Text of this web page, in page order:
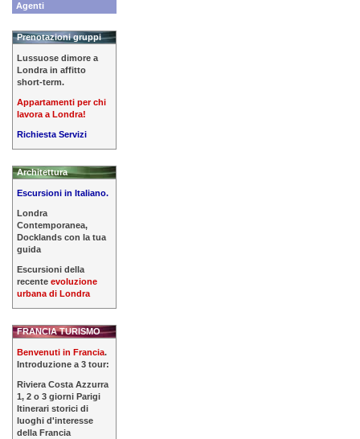
Agenti
Prenotazioni gruppi
Lussuose dimore a
Londra in affitto
short-term.
Appartamenti per chi
lavora a Londra!
Richiesta Servizi
Architettura
Escursioni in Italiano.
Londra
Contemporanea,
Docklands con la tua
guida
Escursioni della
recente evoluzione
urbana di Londra
FRANCIA TURISMO
Benvenuti in Francia.
Introduzione a 3 tour:
Riviera Costa Azzurra
1, 2 o 3 giorni Parigi
Itinerari storici di
luoghi d'interesse
della Francia